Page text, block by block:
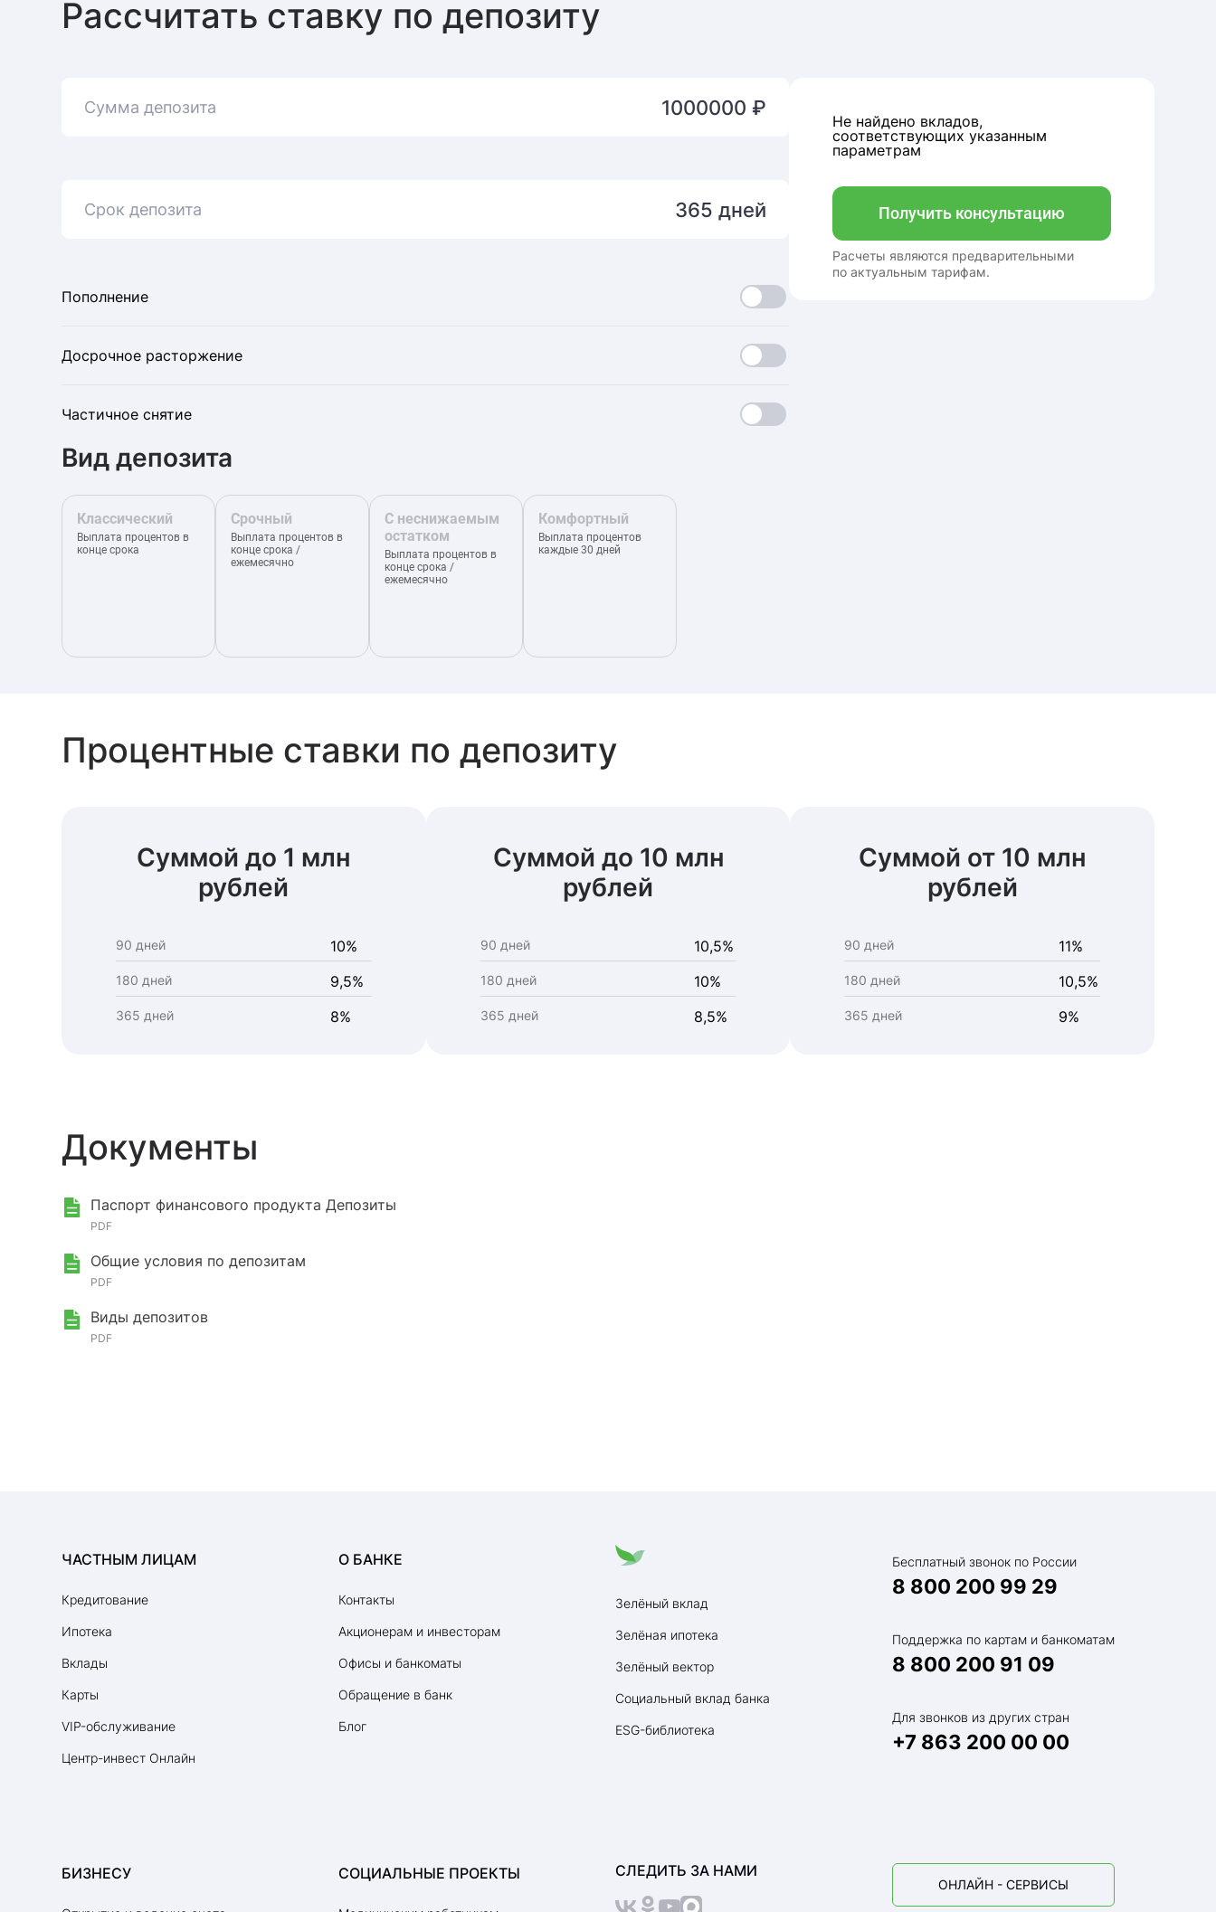
Рассчитать ставку по депозиту
Сумма депозита 1000000 ₽
Срок депозита 365 дней
Пополнение
Досрочное расторжение
Частичное снятие
Не найдено вкладов,
соответствующих указанным
параметрам
Получить консультацию
Расчеты являются предварительными
по актуальным тарифам.
Вид депозита
Классический
Выплата процентов в
конце срока
Срочный
Выплата процентов в
конце срока /
ежемесячно
С неснижаемым
остатком
Выплата процентов в
конце срока /
ежемесячно
Комфортный
Выплата процентов
каждые 30 дней
Процентные ставки по депозиту
Суммой до 1 млн
рублей
90 дней 10%
180 дней 9,5%
365 дней 8%
Суммой до 10 млн
рублей
90 дней 10,5%
180 дней 10%
365 дней 8,5%
Суммой от 10 млн
рублей
90 дней 11%
180 дней 10,5%
365 дней 9%
Документы
Паспорт финансового продукта Депозиты
PDF
Общие условия по депозитам
PDF
Виды депозитов
PDF
ЧАСТНЫМ ЛИЦАМ
Кредитование
Ипотека
Вклады
Карты
VIP-обслуживание
Центр-инвест Онлайн
БИЗНЕСУ
О БАНКЕ
Контакты
Акционерам и инвесторам
Офисы и банкоматы
Обращение в банк
Блог
СОЦИАЛЬНЫЕ ПРОЕКТЫ
Зелёный вклад
Зелёная ипотека
Зелёный вектор
Социальный вклад банка
ESG-библиотека
СЛЕДИТЬ ЗА НАМИ
Бесплатный звонок по России
8 800 200 99 29
Поддержка по картам и банкоматам
8 800 200 91 09
Для звонков из других стран
+7 863 200 00 00
ОНЛАЙН - СЕРВИСЫ